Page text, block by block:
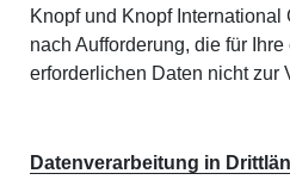
Knopf und Knopf International
nach Aufforderung, die für
erforderlichen Daten nicht zur
Datenverarbeitung in